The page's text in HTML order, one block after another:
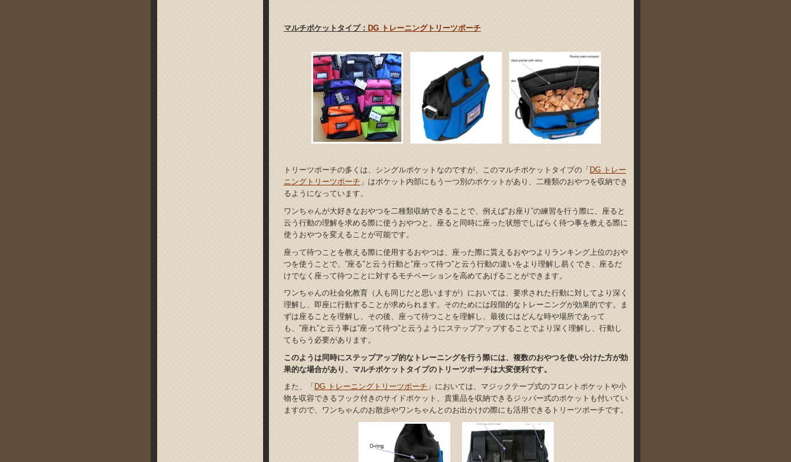
マルチポケットタイプ： DG トレーニングトリーツポーチ
トリーツポーチの多くは、シングルポケットなのですが、このマルチポケットタイプの「 DG トレー
ニングトリーツポーチ 」はポケット内部にもう一つ別のポケットがあり、二種類のおやつを収納でき
るようになっています。
ワンちゃんが大好きなおやつを二種類収納できることで、例えば”お座り”の練習を行う際に、座ると
云う行動の理解を求める際に使うおやつと、座ると同時に座った状態でしばらく待つ事を教える際に
使うおやつを変えることが可能です。
座って待つことを教える際に使用するおやつは、座った際に貰えるおやつよりランキング上位のおや
つを使うことで、”座る”と云う行動と”座って待つ”と云う行動の違いをより理解し易くでき、座るだ
けでなく座って待つことに対するモチベーションを高めてあげることができます。
ワンちゃんの社会化教育（人も同じだと思いますが）においては、要求された行動に対してより深く
理解し、即座に行動することが求められます。そのためには段階的なトレーニングが効果的です。ま
ずは座ることを理解し、その後、座って待つことを理解し、最後にはどんな時や場所であって
も、”座れ”と云う事は”座って待つ”と云うようにステップアップすることでより深く理解し、行動し
てもらう必要があります。
このようは同時にステップアップ的なトレーニングを行う際には、複数のおやつを使い分けた方が効
果的な場合があり、マルチポケットタイプのトリーツポーチは大変便利です。
また、「 DG トレーニングトリーツポーチ 」においては、マジックテープ式のフロントポケットや小
物を収容できるフック付きのサイドポケット、貴重品を収納できるジッパー式のポケットも付いてい
ますので、ワンちゃんのお散歩やワンちゃんとのお出かけの際にも活用できるトリーツポーチです。